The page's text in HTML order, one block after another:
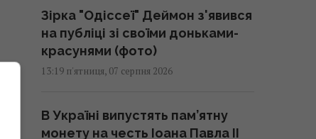
Зірка "Одіссеї" Деймон з'явився
на публіці зі своїми доньками-
красунями (фото)
13:19 п'ятниця, 07 серпня 2026
В Україні випустять пам’ятну
монету на честь Іоана Павла II